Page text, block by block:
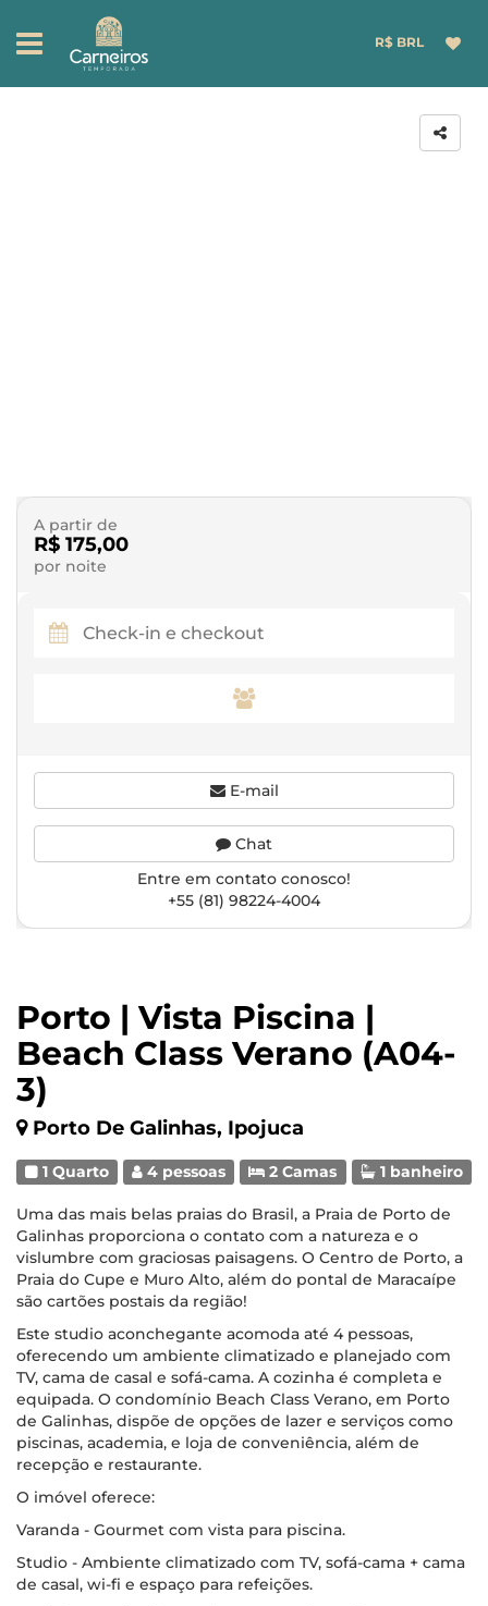
R$ BRL
Porto | Vista Piscina |
Beach Class Verano (A04-
3)
Porto De Galinhas, Ipojuca
1 Quarto 4 pessoas 2 Camas 1 banheiro
Uma das mais belas praias do Brasil, a Praia de Porto de
Galinhas proporciona o contato com a natureza e o
vislumbre com graciosas paisagens. O Centro de Porto, a
Praia do Cupe e Muro Alto, além do pontal de Maracaípe
são cartões postais da região!
Este studio aconchegante acomoda até 4 pessoas,
oferecendo um ambiente climatizado e planejado com
TV, cama de casal e sofá-cama. A cozinha é completa e
equipada. O condomínio Beach Class Verano, em Porto
de Galinhas, dispõe de opções de lazer e serviços como
piscinas, academia, e loja de conveniência, além de
recepção e restaurante.
O imóvel oferece:
Varanda - Gourmet com vista para piscina.
Studio - Ambiente climatizado com TV, sofá-cama + cama
de casal, wi-fi e espaço para refeições.
A partir de
R$ 175,00
por noite
E-mail
Chat
Entre em contato conosco!
+55 (81) 98224-4004